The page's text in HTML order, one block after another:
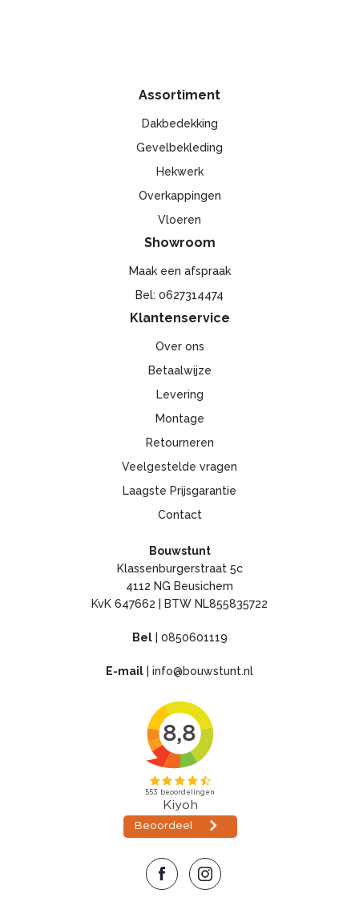
Assortiment
Dakbedekking
Gevelbekleding
Hekwerk
Overkappingen
Vloeren
Showroom
Maak een afspraak
Bel: 0627314474
Klantenservice
Over ons
Betaalwijze
Levering
Montage
Retourneren
Veelgestelde vragen
Laagste Prijsgarantie
Contact
Bouwstunt
Klassenburgerstraat 5c
4112 NG Beusichem
KvK 647662 | BTW NL855835722
Bel| 0850601119
E-mail info@bouwstunt.nl